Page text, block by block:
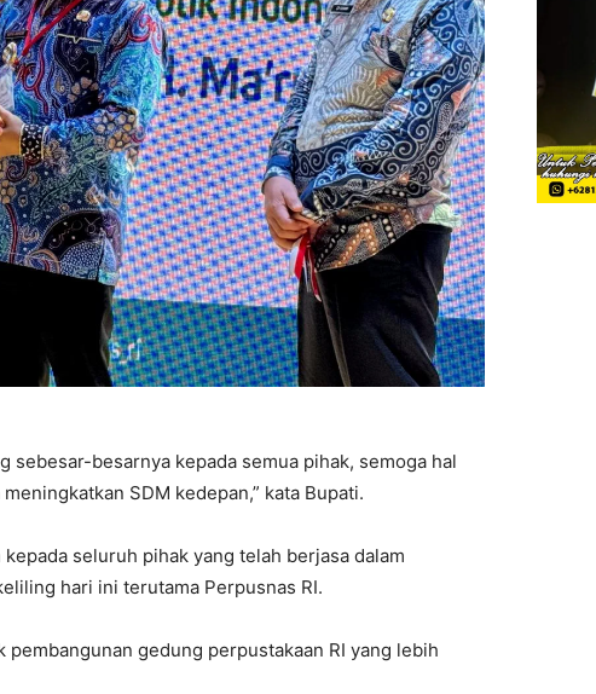
sebesar-besarnya kepada semua pihak, semoga hal
SDM kedepan,” kata Bupati.
seluruh pihak yang telah berjasa dalam
hari ini terutama Perpusnas RI.
gedung perpustakaan RI yang lebih